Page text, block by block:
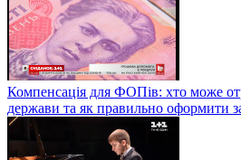
Компенсація для ФОПів: хто може
держави та як правильно оформити